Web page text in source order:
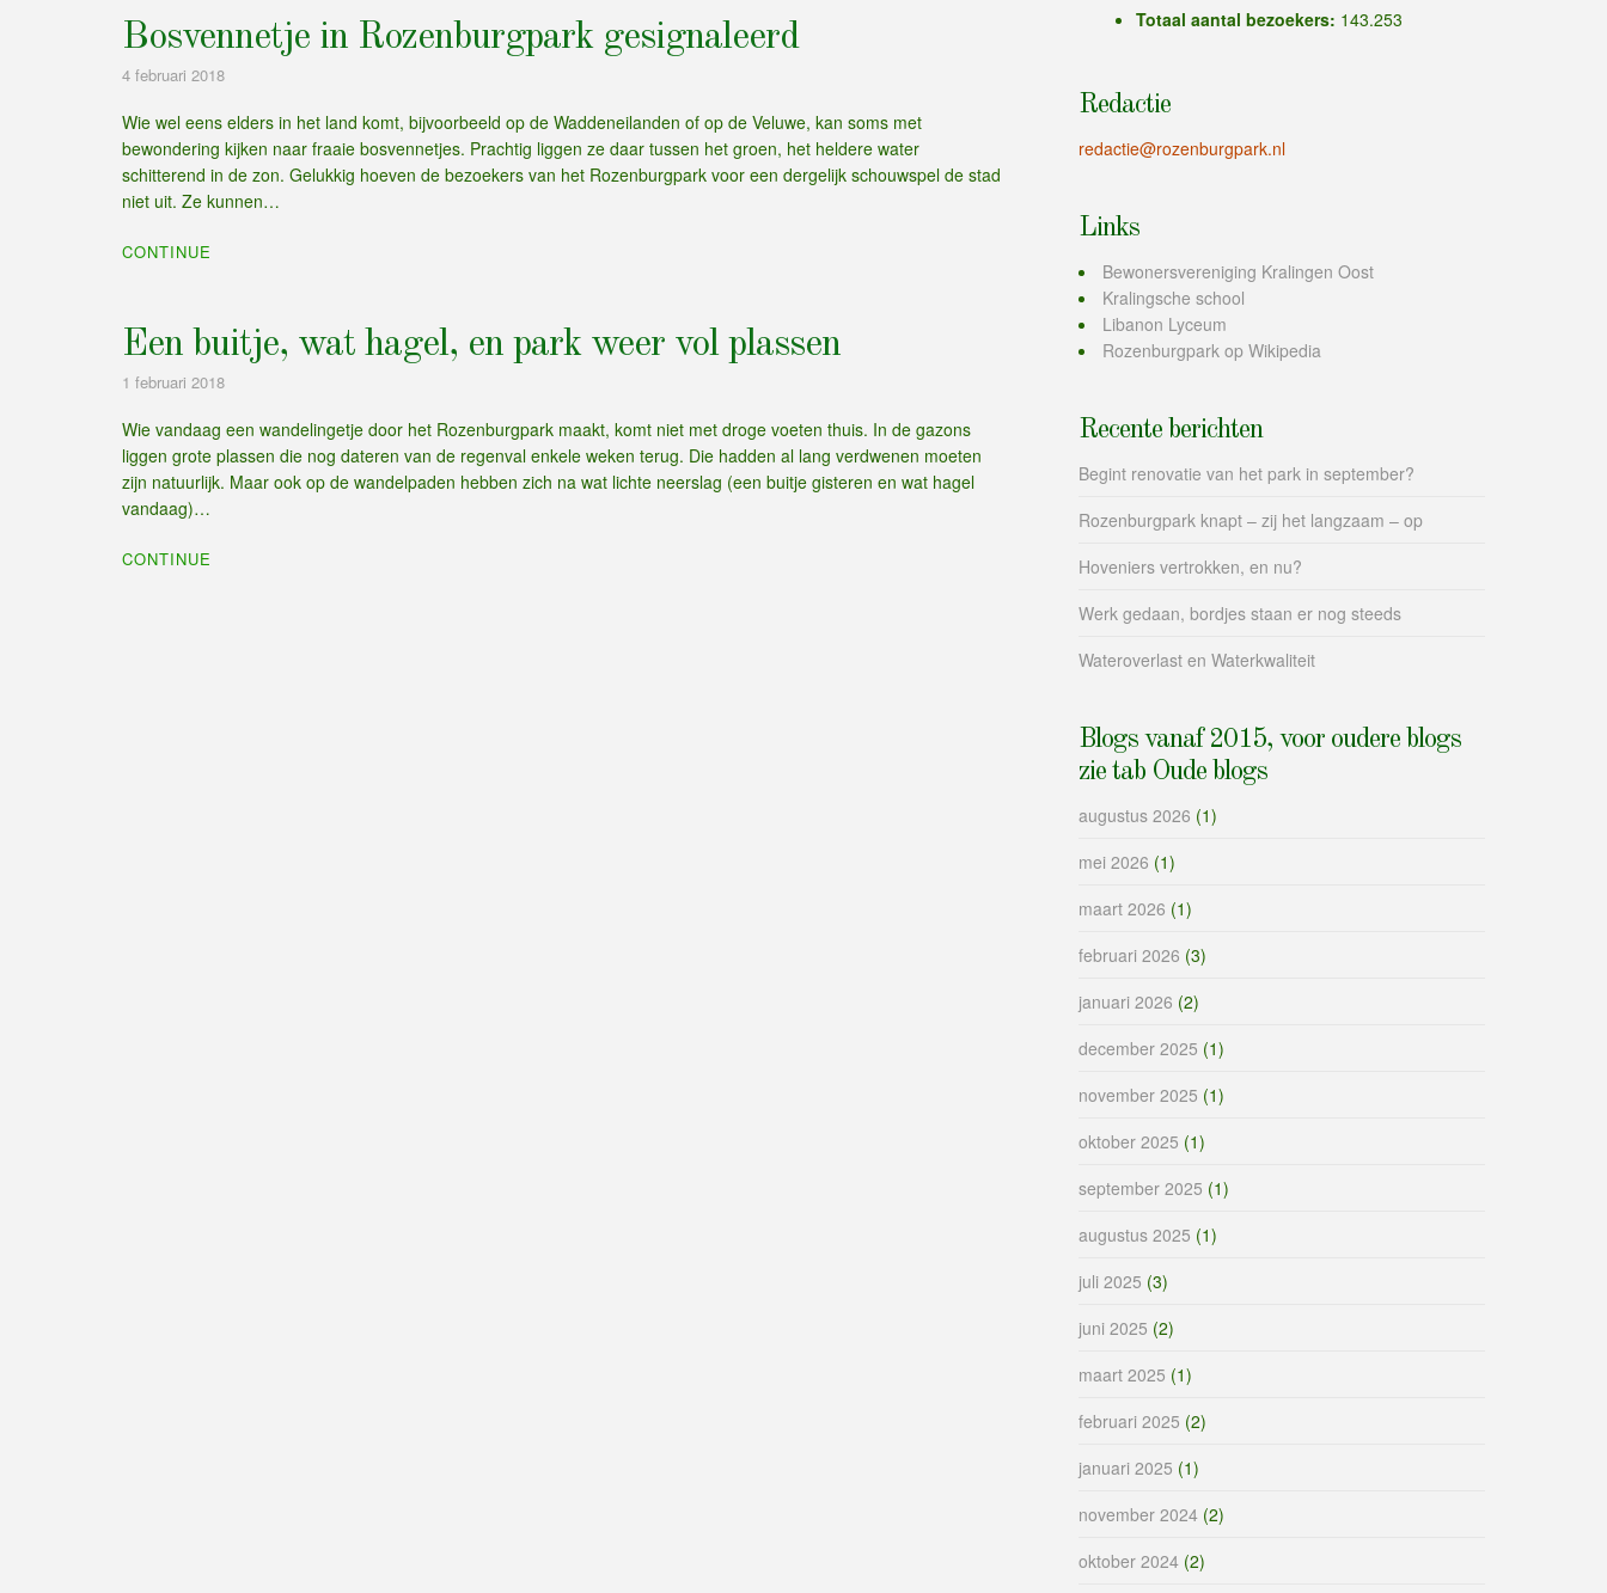
Bosvennetje in Rozenburgpark gesignaleerd
4 februari 2018
Wie wel eens elders in het land komt, bijvoorbeeld op de Waddeneilanden of op de Veluwe, kan soms met
bewondering kijken naar fraaie bosvennetjes. Prachtig liggen ze daar tussen het groen, het heldere water
schitterend in de zon. Gelukkig hoeven de bezoekers van het Rozenburgpark voor een dergelijk schouwspel de stad
niet uit. Ze kunnen…
CONTINUE
Een buitje, wat hagel, en park weer vol plassen
1 februari 2018
Wie vandaag een wandelingetje door het Rozenburgpark maakt, komt niet met droge voeten thuis. In de gazons
liggen grote plassen die nog dateren van de regenval enkele weken terug. Die hadden al lang verdwenen moeten
zijn natuurlijk. Maar ook op de wandelpaden hebben zich na wat lichte neerslag (een buitje gisteren en wat hagel
vandaag)…
CONTINUE
Totaal aantal bezoekers: 143.253
Redactie
redactie@rozenburgpark.nl
Links
Bewonersvereniging Kralingen Oost
Kralingsche school
Libanon Lyceum
Rozenburgpark op Wikipedia
Recente berichten
Begint renovatie van het park in september?
Rozenburgpark knapt – zij het langzaam – op
Hoveniers vertrokken, en nu?
Werk gedaan, bordjes staan er nog steeds
Wateroverlast en Waterkwaliteit
Blogs vanaf 2015, voor oudere blogs
zie tab Oude blogs
augustus 2026 (1)
mei 2026 (1)
maart 2026 (1)
februari 2026 (3)
januari 2026 (2)
december 2025 (1)
november 2025 (1)
oktober 2025 (1)
september 2025 (1)
augustus 2025 (1)
juli 2025 (3)
juni 2025 (2)
maart 2025 (1)
februari 2025 (2)
januari 2025 (1)
november 2024 (2)
oktober 2024 (2)